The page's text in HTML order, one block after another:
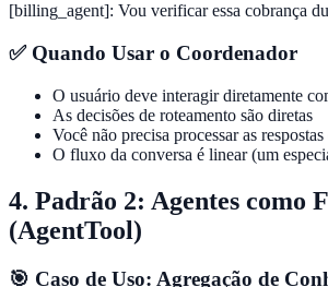
[billing_agent]: Vou verificar essa cobrança
✅ Quando Usar o Coordenador
O usuário deve interagir diretamente
As decisões de roteamento são diretas
Você não precisa processar as
O fluxo da conversa é linear (um
4. Padrão 2: Agentes como
(AgentTool)
🎯 Caso de Uso: Agregação de